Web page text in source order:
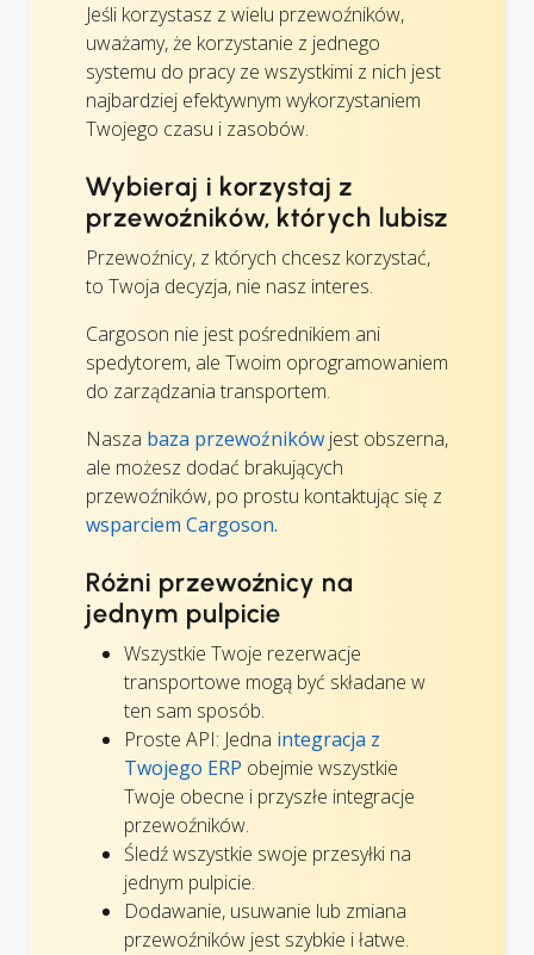
Jeśli korzystasz z wielu przewoźników,
uważamy, że korzystanie z jednego
systemu do pracy ze wszystkimi z nich jest
najbardziej efektywnym wykorzystaniem
Twojego czasu i zasobów.
Wybieraj i korzystaj z
przewoźników, których lubisz
Przewoźnicy, z których chcesz korzystać,
to Twoja decyzja, nie nasz interes.
Cargoson nie jest pośrednikiem ani
spedytorem, ale Twoim oprogramowaniem
do zarządzania transportem.
Nasza baza przewoźników jest obszerna,
ale możesz dodać brakujących
przewoźników, po prostu kontaktując się z
wsparciem Cargoson.
Różni przewoźnicy na
jednym pulpicie
Wszystkie Twoje rezerwacje
transportowe mogą być składane w
ten sam sposób.
Proste API: Jedna integracja z
Twojego ERP obejmie wszystkie
Twoje obecne i przyszłe integracje
przewoźników.
Śledź wszystkie swoje przesyłki na
jednym pulpicie.
Dodawanie, usuwanie lub zmiana
przewoźników jest szybkie i łatwe.